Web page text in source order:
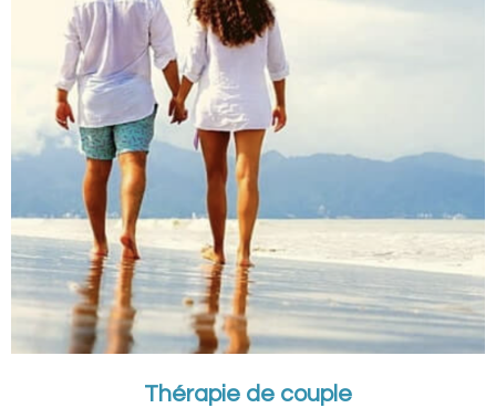
Thérapie de couple